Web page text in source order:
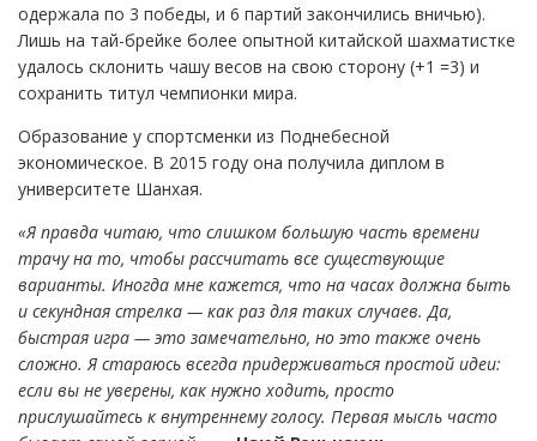
одержала по 3 победы, и 6 партий закончились вничью).
Лишь на тай-брейке более опытной китайской шахматистке
удалось склонить чашу весов на свою сторону (+1 =3) и
сохранить титул чемпионки мира.
Образование у спортсменки из Поднебесной
экономическое. В 2015 году она получила диплом в
университете Шанхая.
«Я правда читаю, что слишком большую часть времени
трачу на то, чтобы рассчитать все существующие
варианты. Иногда мне кажется, что на часах должна быть
и секундная стрелка — как раз для таких случаев. Да,
быстрая игра — это замечательно, но это также очень
сложно. Я стараюсь всегда придерживаться простой идеи:
если вы не уверены, как нужно ходить, просто
прислушайтесь к внутреннему голосу. Первая мысль часто